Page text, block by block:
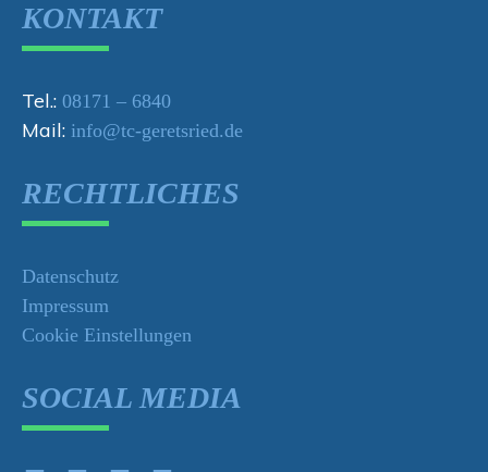
KONTAKT
Tel.: 08171 – 6840
Mail: info@tc-geretsried.de
RECHTLICHES
Datenschutz
Impressum
Cookie Einstellungen
SOCIAL MEDIA